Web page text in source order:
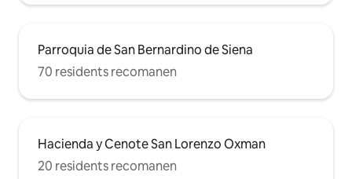
Parroquia de San Bernardino de Siena
70 residents recomanen
Hacienda y Cenote San Lorenzo Oxman
20 residents recomanen